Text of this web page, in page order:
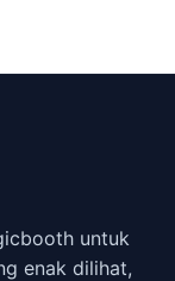
untuk
enak dilihat,